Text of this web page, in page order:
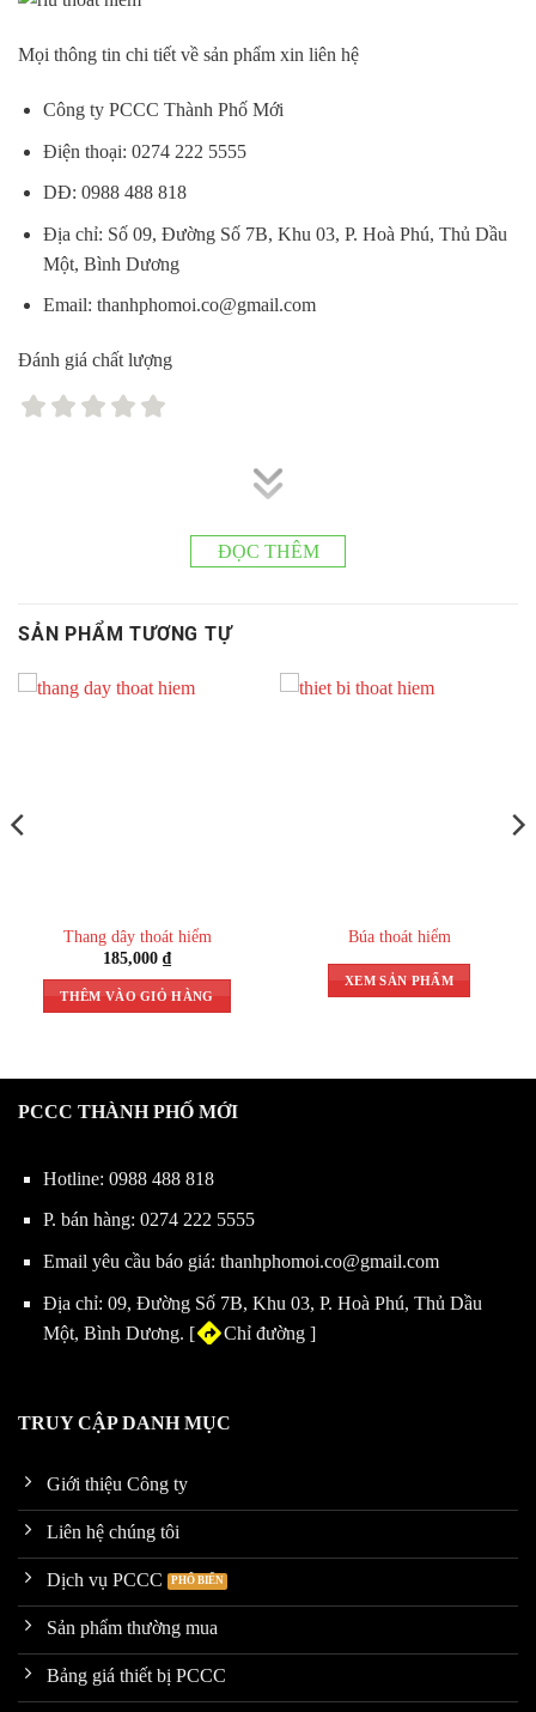
Mọi thông tin chi tiết về sản phẩm xin liên hệ
Công ty PCCC Thành Phố Mới
Điện thoại: 0274 222 5555
DĐ: 0988 488 818
Địa chỉ: Số 09, Đường Số 7B, Khu 03, P. Hoà Phú, Thủ Dầu
Một, Bình Dương
Email: thanhphomoi.co@gmail.com
Đánh giá chất lượng
Hỗ trợ khách hàng
0274 222 5555
Tư vấn, mua hàng & bảo hành
0889 488 818
Báo giá, bán hàng
Khảo sát, bảo trì
0988 488 818
ĐỌC THÊM
SẢN PHẨM TƯƠNG TỰ
Thang dây thoát hiểm
185,000 ₫
THÊM VÀO GIỎ HÀNG
Búa thoát hiểm
XEM SẢN PHẨM
PCCC THÀNH PHỐ MỚI
Hotline: 0988 488 818
P. bán hàng: 0274 222 5555
Email yêu cầu báo giá: thanhphomoi.co@gmail.com
Địa chỉ: 09, Đường Số 7B, Khu 03, P. Hoà Phú, Thủ Dầu
Một, Bình Dương. [
Chỉ đường]
TRUY CẬP DANH MỤC
Giới thiệu Công ty
Liên hệ chúng tôi
Dịch vụ PCCC
Sản phẩm thường mua
Bảng giá thiết bị PCCC